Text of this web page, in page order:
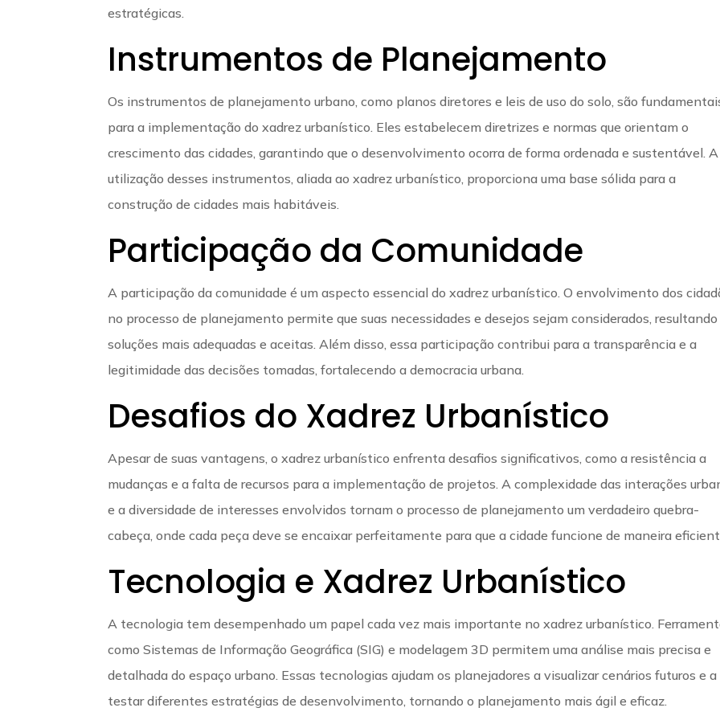
estratégicas.
Instrumentos de Planejamento
Os instrumentos de planejamento urbano, como planos diretores e leis de uso do solo, são
para a implementação do xadrez urbanístico. Eles estabelecem diretrizes e normas que orientam o
crescimento das cidades, garantindo que o desenvolvimento ocorra de forma ordenada e sustentável. A
utilização desses instrumentos, aliada ao xadrez urbanístico, proporciona uma base sólida para a
construção de cidades mais habitáveis.
Participação da Comunidade
A participação da comunidade é um aspecto essencial do xadrez urbanístico. O envolvimento dos
no processo de planejamento permite que suas necessidades e desejos sejam considerados, resultando
soluções mais adequadas e aceitas. Além disso, essa participação contribui para a transparência e a
legitimidade das decisões tomadas, fortalecendo a democracia urbana.
Desafios do Xadrez Urbanístico
Apesar de suas vantagens, o xadrez urbanístico enfrenta desafios significativos, como a resistência a
mudanças e a falta de recursos para a implementação de projetos. A complexidade das interações
e a diversidade de interesses envolvidos tornam o processo de planejamento um verdadeiro quebra-
cabeça, onde cada peça deve se encaixar perfeitamente para que a cidade funcione de maneira
Tecnologia e Xadrez Urbanístico
A tecnologia tem desempenhado um papel cada vez mais importante no xadrez urbanístico.
como Sistemas de Informação Geográfica (SIG) e modelagem 3D permitem uma análise mais precisa e
detalhada do espaço urbano. Essas tecnologias ajudam os planejadores a visualizar cenários futuros e a
testar diferentes estratégias de desenvolvimento, tornando o planejamento mais ágil e eficaz.